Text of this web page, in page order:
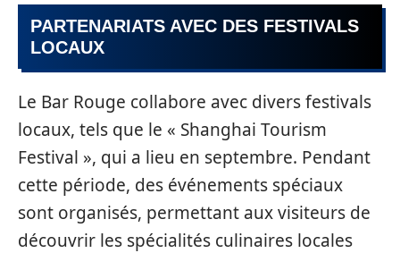
PARTENARIATS AVEC DES FESTIVALS
LOCAUX
Le Bar Rouge collabore avec divers festivals
locaux, tels que le « Shanghai Tourism
Festival », qui a lieu en septembre. Pendant
cette période, des événements spéciaux
sont organisés, permettant aux visiteurs de
découvrir les spécialités culinaires locales